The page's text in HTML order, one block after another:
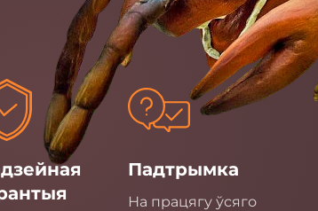
Падтрымка
На працягу ўсяго